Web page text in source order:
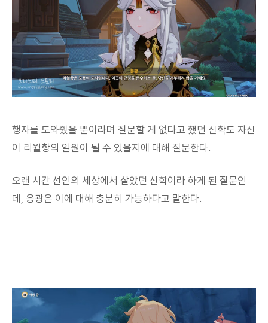
행자를 도와줬을 뿐이라며 질문할 게 없다고 했던 신학도 자신
이 리월항의 일원이 될 수 있을지에 대해 질문한다.
오랜 시간 선인의 세상에서 살았던 신학이라 하게 된 질문인
데, 응광은 이에 대해 충분히 가능하다고 말한다.